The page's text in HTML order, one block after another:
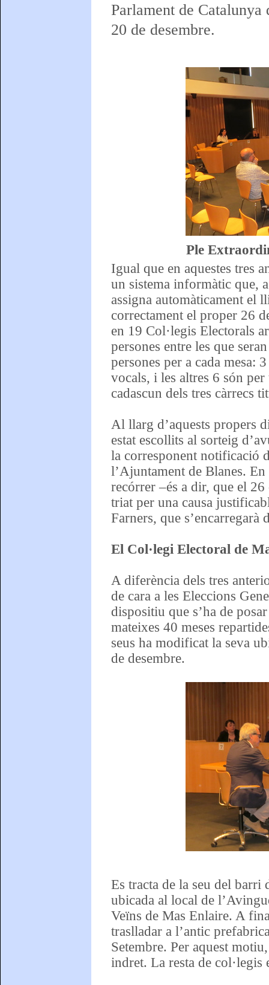
Parlament de Catalunya
20 de desembre.
Ple
Igual que en aquestes tres
un sistema informàtic que,
assigna automàticament el
correctament el proper 26
en 19 Col·legis Electorals
persones entre les que
persones per a cada mesa:
vocals, i les altres 6 són
cadascun dels tres càrrecs
Al llarg d’aquests propers
estat escollits al sorteig
la corresponent notificació
l’Ajuntament de Blanes. En
recórrer –és a dir, que el
triat per una causa
Farners, que s’encarregarà
El Col·legi Electoral de
A diferència dels tres
de cara a les Eleccions
dispositiu que s’ha de
mateixes 40 meses
seus ha modificat la seva
de desembre.
Es tracta de la seu del barri
ubicada al local de
Veïns de Mas Enlaire. A
traslladar a l’antic
Setembre. Per aquest
indret. La resta de col·legis